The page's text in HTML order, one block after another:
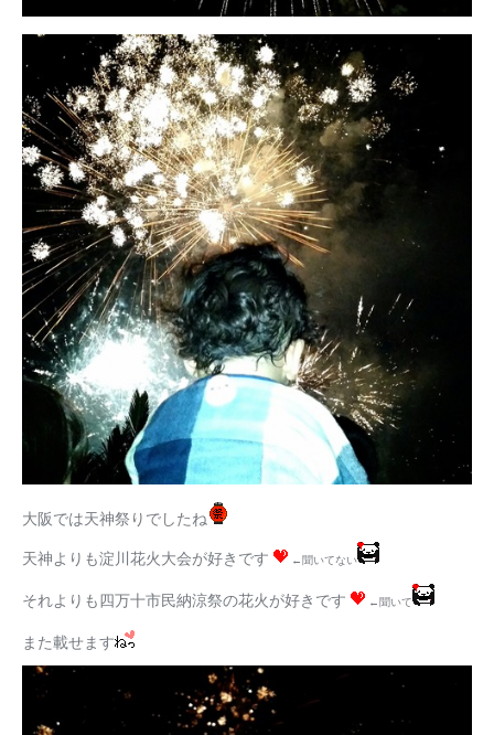
大阪では天神祭りでしたね
天神よりも淀川花火大会が好きです ←聞いてない
それよりも四万十市民納涼祭の花火が好きです ←聞いて
また載せます